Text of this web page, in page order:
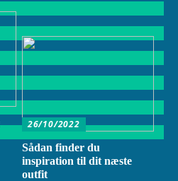
26/10/2022
Sådan finder du
inspiration til dit næste
outfit